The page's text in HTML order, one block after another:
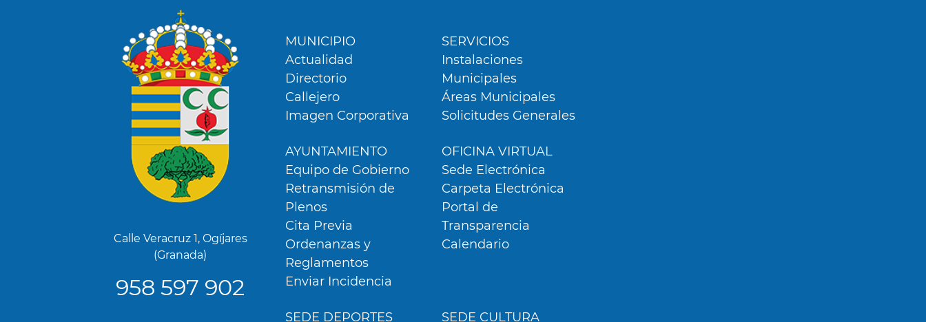
Utilizamos cookies propias y de terceros para analizar nuestros servicios y
Calle Veracruz 1, Ogíjares
(Granada)
958 597 902
Footer
MUNICIPIO
Actualidad
Directorio
Callejero
Imagen Corporativa
SERVICIOS
Instalaciones
Municipales
Áreas Municipales
Solicitudes Generales
AYUNTAMIENTO
Equipo de Gobierno
Retransmisión de
Plenos
Cita Previa
Ordenanzas y
Reglamentos
Enviar Incidencia
OFICINA VIRTUAL
Sede Electrónica
Carpeta Electrónica
Portal de
Transparencia
Calendario
SEDE DEPORTES SEDE CULTURA